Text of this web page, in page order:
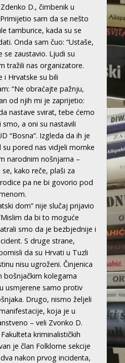
D., čimbenik u
sam da se nešto
tamburice, kada su se
Onda sam čuo: “Ustaše,
se zaustavio. Ljudi su
tražili nas organizatore.
i Hrvatske su bili
“Ne obraćajte pažnju,
od njih mi je zaprijetio:
nastave svirat, tebe ćemo
a oni su nastavili
“Bosna”. Izgleda da ih je
pored nas vidjeli momke
narodnim nošnjama –
kako reče, plaši za
pa ne bi govorio pod
dom” nije slučaj prijavio
da bi to moguće
smo da je bezbjednije i
S druge strane,
da su Hrvati u Tuzli
nisu ugroženi. Činjenica
bošnjačkim kolegama
usmjerene samo protiv
Drugo, nismo željeli
koja je u
– veli Zvonko D.
kriminalističkih
je član Folklorne sekcije
nakon prvog incidenta,